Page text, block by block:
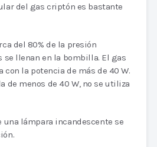
del gas criptón es bastante
del 80% de la presión
se llenan en la bombilla. El gas
la potencia de más de 40 W.
de menos de 40 W, no se utiliza
una lámpara incandescente se